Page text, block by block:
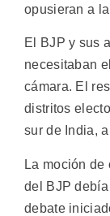
opusieran a
El BJP y sus
necesitaban
cámara. El
distritos
sur de India,
La moción
del BJP
debate